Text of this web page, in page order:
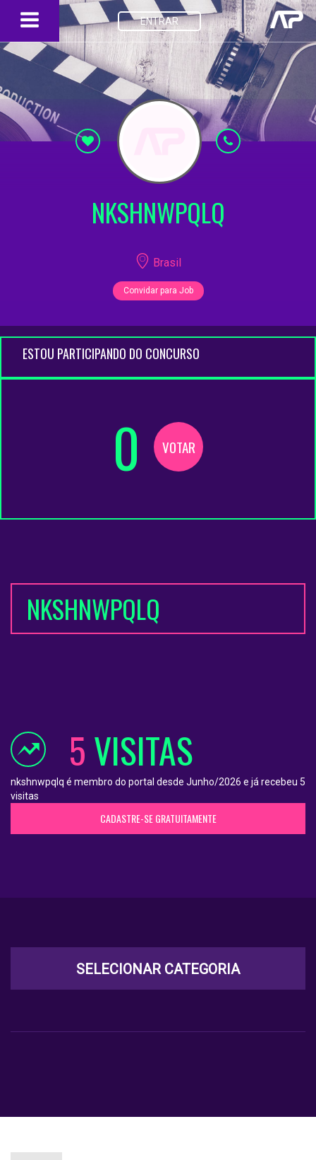
ENTRAR
NKSHNWPQLQ
Brasil
Convidar para Job
ESTOU PARTICIPANDO DO CONCURSO
0 VOTAR
NKSHNWPQLQ
5VISITAS
nkshnwpqlq é membro do portal desde Junho/2026 e já recebeu 5
visitas
CADASTRE-SE GRATUITAMENTE
SELECIONAR CATEGORIA